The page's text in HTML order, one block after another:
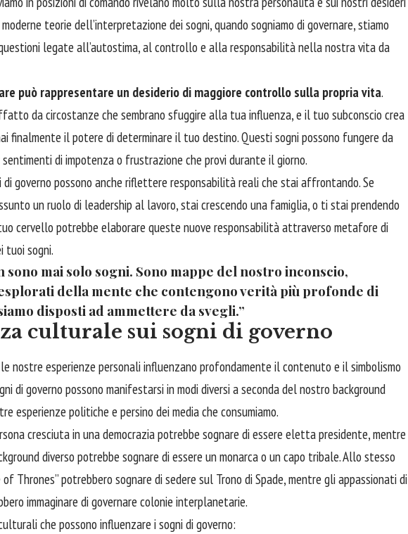
teorie dell’interpretazione dei sogni, quando sogniamo di governare, stiamo
legate all’autostima, al controllo e alla responsabilità nella nostra vita da
può rappresentare un desiderio di maggiore controllo sulla propria vita.
da circostanze che sembrano sfuggire alla tua influenza, e il tuo subconscio crea
finalmente il potere di determinare il tuo destino. Questi sogni possono fungere da
di impotenza o frustrazione che provi durante il giorno.
di governo possono anche riflettere responsabilità reali che stai affrontando. Se
un ruolo di leadership al lavoro, stai crescendo una famiglia, o ti stai prendendo
cervello potrebbe elaborare queste nuove responsabilità attraverso metafore di
tuoi sogni.
sono mai solo sogni. Sono mappe del nostro inconscio,
della mente che contengono verità più profonde di
disposti ad ammettere da svegli.”
culturale sui sogni di governo
nostre esperienze personali influenzano profondamente il contenuto e il simbolismo
di governo possono manifestarsi in modi diversi a seconda del nostro background
esperienze politiche e persino dei media che consumiamo.
cresciuta in una democrazia potrebbe sognare di essere eletta presidente, mentre
diverso potrebbe sognare di essere un monarca o un capo tribale. Allo stesso
of Thrones” potrebbero sognare di sedere sul Trono di Spade, mentre gli appassionati di
immaginare di governare colonie interplanetarie.
che possono influenzare i sogni di governo: